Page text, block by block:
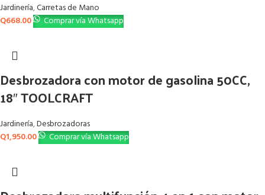
Jardinería,Carretas de Mano
Q668.00 Comprar vía Whatsapp
Desbrozadora con motor de gasolina 50CC,
18″ TOOLCRAFT
Jardinería,Desbrozadoras
Q1,950.00 Comprar vía Whatsapp